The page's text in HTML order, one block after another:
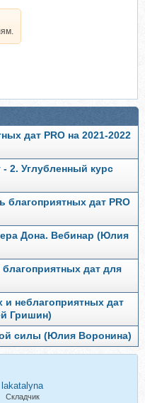
дат PRO на 2021-2022
2. Углубленный курс
благоприятных дат PRO
Дона. Вебинар (Юлия
дат для
и неблагоприятных дат
Гришин)
силы (Юлия Воронина)
lakatalyna
Складчик